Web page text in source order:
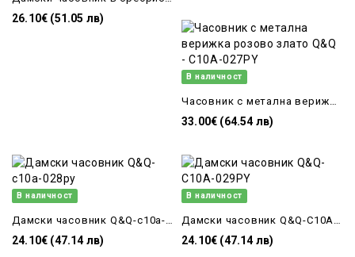
26.10€ (51.05 лв)
В наличност
33.00€ (64.54 лв)
В наличност
24.10€ (47.14 лв)
В наличност
24.10€ (47.14 лв)